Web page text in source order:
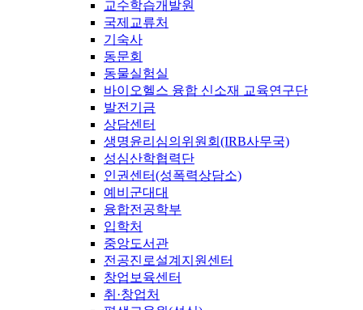
교수학습개발원
국제교류처
기숙사
동문회
동물실험실
바이오헬스 융합 신소재 교육연구단
발전기금
상담센터
생명윤리심의위원회(IRB사무국)
성심산학협력단
인권센터(성폭력상담소)
예비군대대
융합전공학부
입학처
중앙도서관
전공진로설계지원센터
창업보육센터
취·창업처